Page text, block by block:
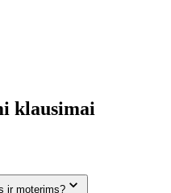
klausimai
ir moterims?